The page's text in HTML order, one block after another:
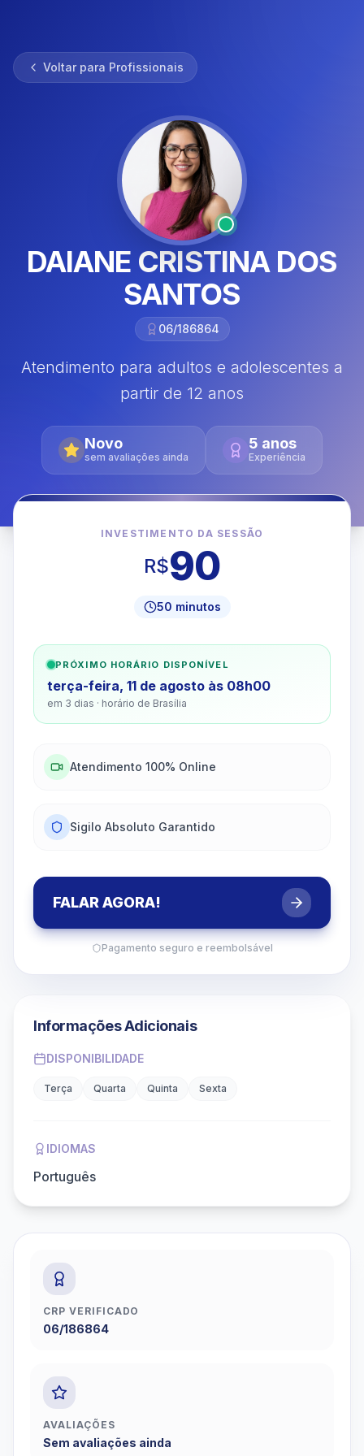
Voltar para Profissionais
DAIANE CRISTINA DOS
SANTOS
06/186864
Atendimento para adultos e adolescentes a
partir de 12 anos
Novo
sem avaliações ainda
5 anos
Experiência
CRP VERIFICADO
06/186864
AVALIAÇÕES
Sem avaliações ainda
INVESTIMENTO DA SESSÃO
R$90
50 minutos
PRÓXIMO HORÁRIO DISPONÍVEL
terça-feira, 11 de agosto às 08h00
em 3 dias · horário de Brasília
Atendimento 100% Online
Sigilo Absoluto Garantido
FALAR AGORA!
Pagamento seguro e reembolsável
Informações Adicionais
DISPONIBILIDADE
Terça Quarta Quinta Sexta
IDIOMAS
Português